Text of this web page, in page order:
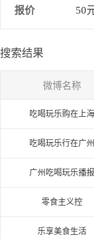
报价 50
搜索结果
微博名称
吃喝玩乐购在上海
吃喝玩乐行在广州
广州吃喝玩乐播报
零食主义控
乐享美食生活